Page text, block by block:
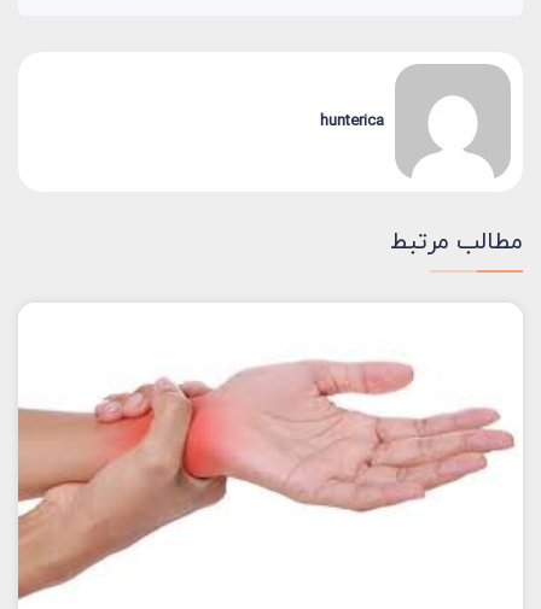
hunterica
مطالب مرتبط